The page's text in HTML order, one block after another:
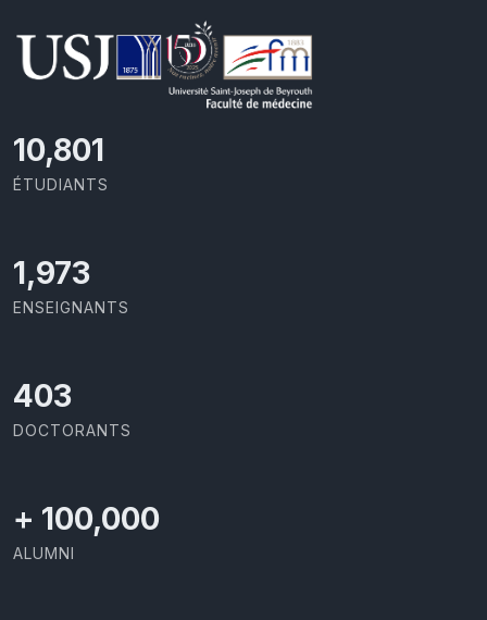
11,418
ÉTUDIANTS
2,086
ENSEIGNANTS
426
DOCTORANTS
+ 100,000
ALUMNI